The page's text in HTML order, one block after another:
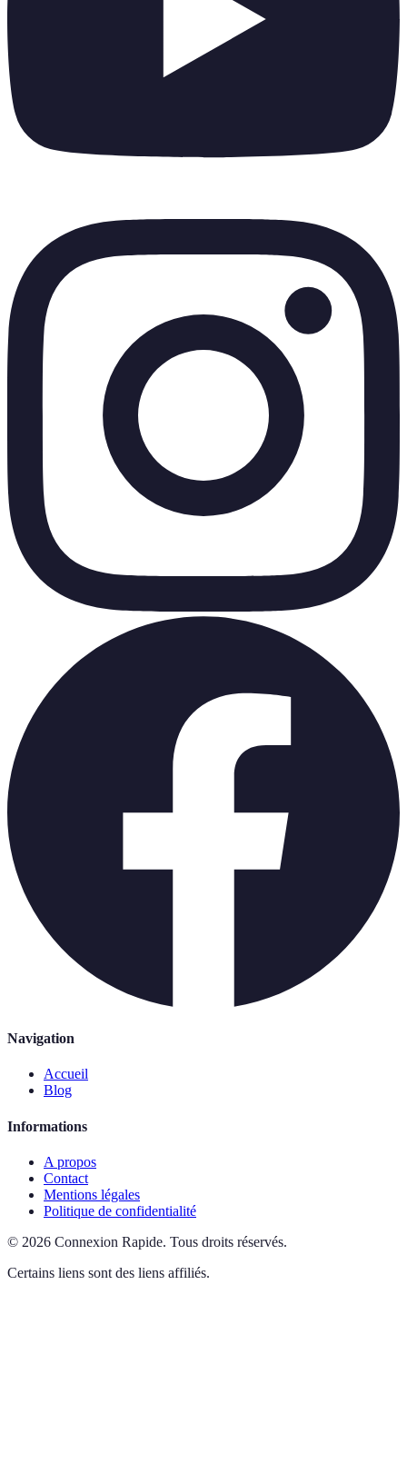
Navigation
Accueil
Blog
Informations
A propos
Contact
Mentions légales
Politique de confidentialité
© 2026 Connexion Rapide. Tous droits réservés.
Certains liens sont des liens affiliés.